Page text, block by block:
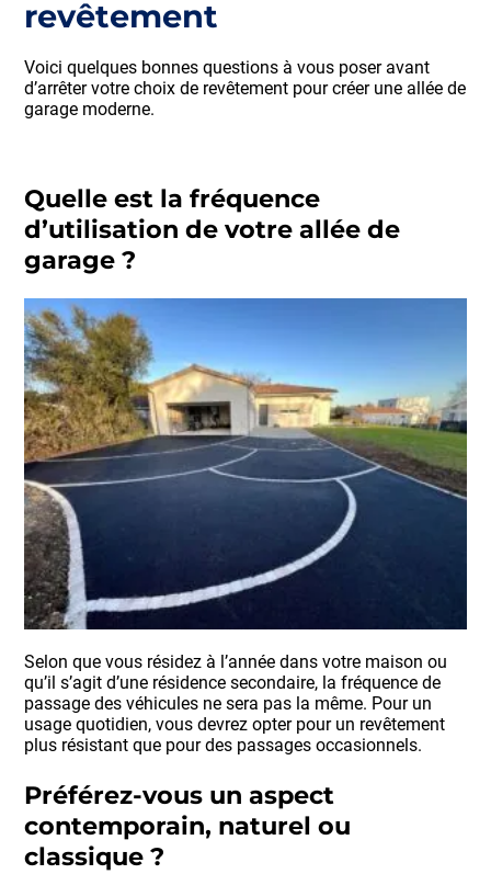
revêtement
Voici quelques bonnes questions à vous poser avant
d’arrêter votre choix de revêtement pour créer une allée de
garage moderne.
Quelle est la fréquence
d’utilisation de votre allée de
garage ?
Selon que vous résidez à l’année dans votre maison ou
qu’il s’agit d’une résidence secondaire, la fréquence de
passage des véhicules ne sera pas la même. Pour un
usage quotidien, vous devrez opter pour un revêtement
plus résistant que pour des passages occasionnels.
Préférez-vous un aspect
contemporain, naturel ou
classique ?